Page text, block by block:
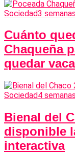
Sociedad3
Cuánto
Chaqueña
quedar
Sociedad4
Bienal del
disponible
interactiva